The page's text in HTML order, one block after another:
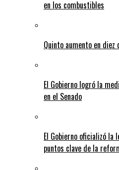
en los combustibles
Quinto aumento en
El Gobierno logró la
en el Senado
El Gobierno oficializó la
puntos clave de la